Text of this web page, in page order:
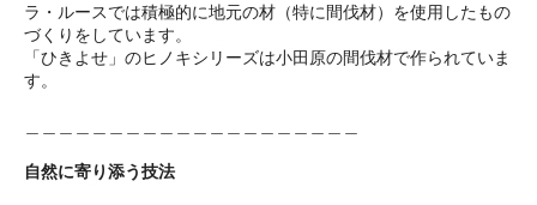
ラ・ルースでは積極的に地元の材（特に間伐材）を使用したもの
づくりをしています。
「ひきよせ」のヒノキシリーズは小田原の間伐材で作られていま
す。
自然に寄り添う技法